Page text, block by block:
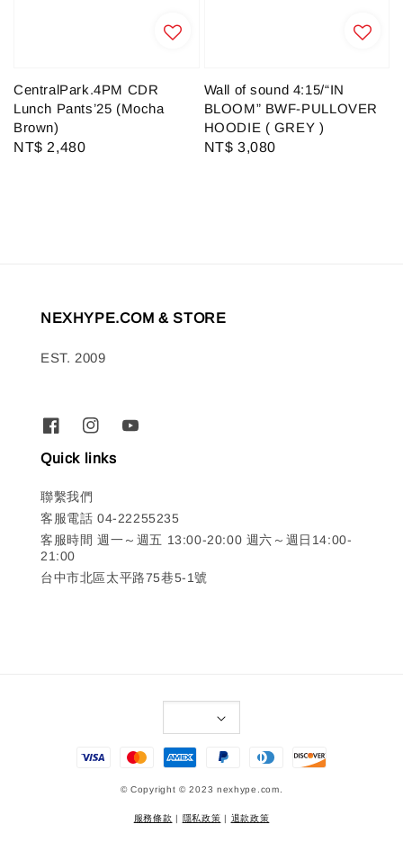
CentralPark.4PM CDR
Lunch Pants’25 (Mocha
Brown)
Regular
NT$ 2,480
Wall of sound 4:15/“IN
BLOOM” BWF-PULLOVER
HOODIE ( GREY )
Regular
NT$ 3,080
NEXHYPE.COM & STORE
EST. 2009
Quick links
聯繫我們
客服電話 04-22255235
客服時間 週一～週五 13:00-20:00 週六～週日14:00-
21:00
台中市北區太平路75巷5-1號
© Copyright © 2023 nexhype.com.
服務條款 | 隱私政策 | 退款政策